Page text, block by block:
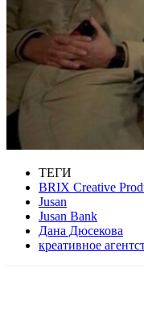
ТЕГИ
BRIX Creative
Jusan
Jusan Bank
Дана Дюсекова
креативное